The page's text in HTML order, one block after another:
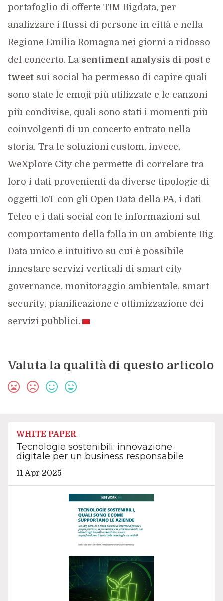
portafoglio di offerte TIM Bigdata, per
analizzare i flussi di persone in città e nella
Regione Emilia Romagna nei giorni a ridosso
del concerto. La sentiment analysis di post e
tweetsui social ha permesso di capire quali
sono state le emoji più utilizzate e le canzoni
più condivise, quali sono stati i momenti più
coinvolgenti di un concerto entrato nella
storia. Tra le soluzioni custom, invece,
WeXplore City che permette di correlare tra
loro i dati provenienti da diverse tipologie di
oggetti IoT con gli Open Data della PA, i dati
Telco e i dati social con le informazioni sul
comportamento della folla in un ambiente Big
Data unico e intuitivo su cui è possibile
innestare servizi verticali di smart city
governance, monitoraggio ambientale, smart
security, pianificazione e ottimizzazione dei
servizi pubblici.
Valuta la qualità di questo articolo
WHITE PAPER
Tecnologie sostenibili: innovazione
digitale per un business responsabile
11 Apr 2025